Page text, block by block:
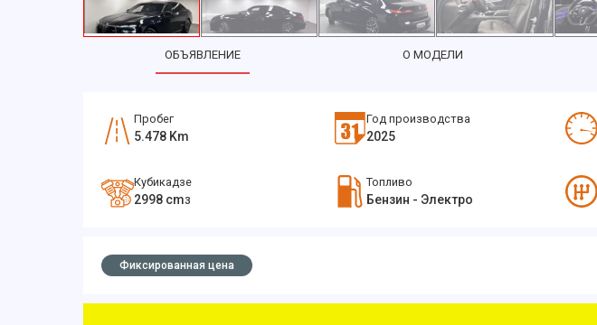
ОБЪЯВЛЕНИЕ О МОДЕЛИ
Пробег
5.478 Km
Год производства
2025
Кубикадзе
2998 cm3
Топливо
Бензин - Электро
Фиксированная цена